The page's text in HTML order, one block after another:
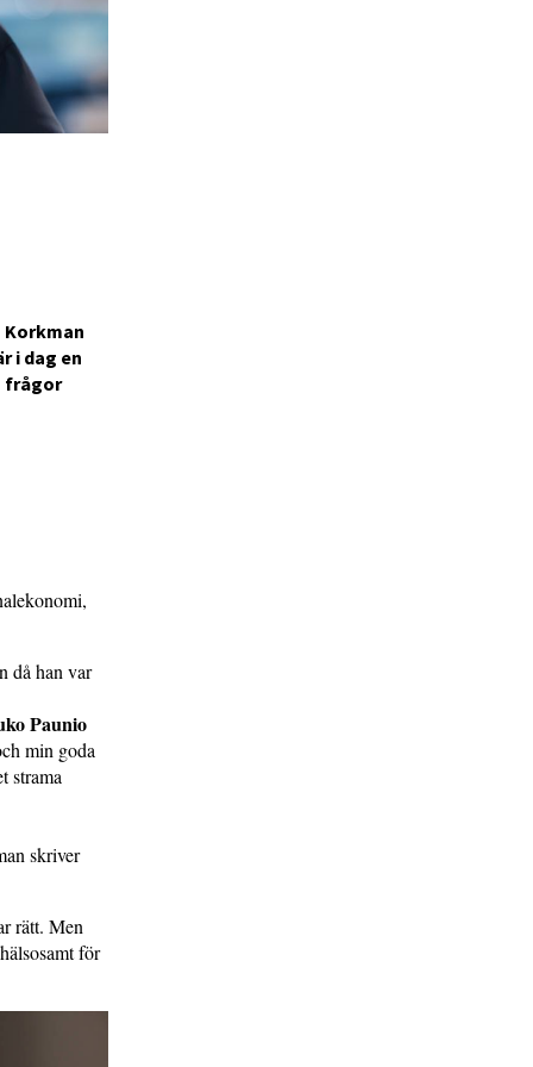
i dag en
frågor
då han var
Paunio
min goda
strama
skriver
rätt. Men
för